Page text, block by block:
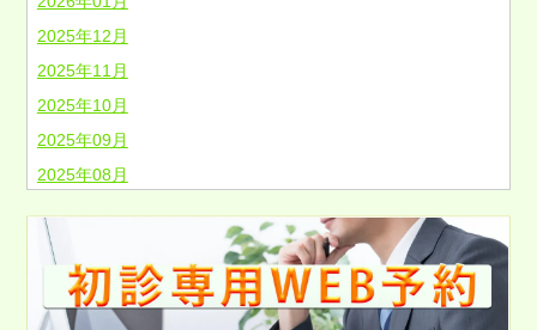
2025年12月
2025年11月
2025年10月
2025年09月
2025年08月
2025年06月
2025年05月
2025年04月